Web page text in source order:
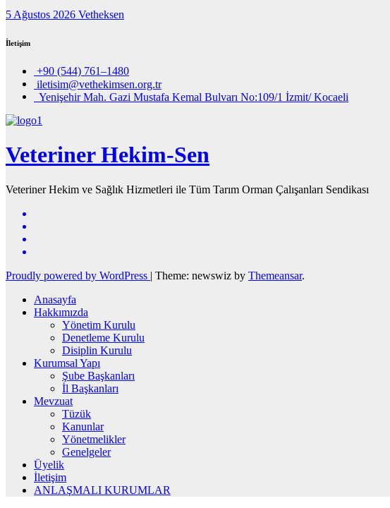
5 Ağustos 2026 Vetheksen
İletişim
+90 (544) 761–1480
iletisim@vethekimsen.org.tr
Yenişehir Mah. Gazi Mustafa Kemal Bulvarı No:109/1 İzmit/ Kocaeli
Veteriner Hekim-Sen
Veteriner Hekim ve Sağlık Hizmetleri ile Tüm Tarım Orman Çalışanları Sendikası
Proudly powered by WordPress | Theme: newswiz by Themeansar.
Anasayfa
Hakkımızda
Yönetim Kurulu
Denetleme Kurulu
Disiplin Kurulu
Kurumsal Yapı
Şube Başkanları
İl Başkanları
Mevzuat
Tüzük
Kanunlar
Yönetmelikler
Genelgeler
Üyelik
İletişim
ANLAŞMALI KURUMLAR